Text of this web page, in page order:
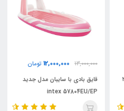
13,000,000
12,000,000 تومان
قایق بادی با سایبان مدل جدید
intex 57804EU/EP